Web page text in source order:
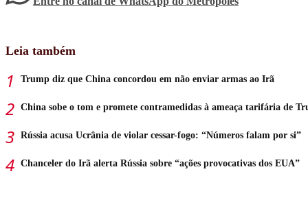
Leia também
Trump diz que China concordou em não enviar armas ao Irã
China sobe o tom e promete contramedidas à ameaça tarifária de
Rússia acusa Ucrânia de violar cessar-fogo: “Números falam por si”
Chanceler do Irã alerta Rússia sobre “ações provocativas dos EUA”